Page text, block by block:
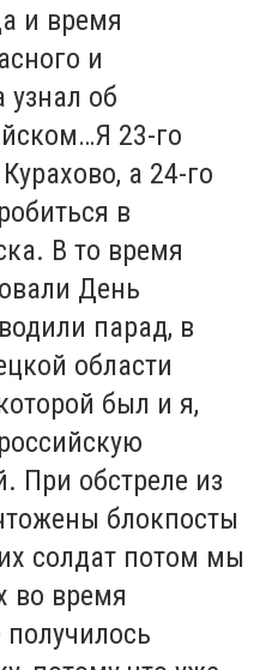
и время
и
об
23-го
а 24-го
в
В то время
День
парад, в
области
был и я,
При обстреле из
блокпосты
солдат потом мы
во время